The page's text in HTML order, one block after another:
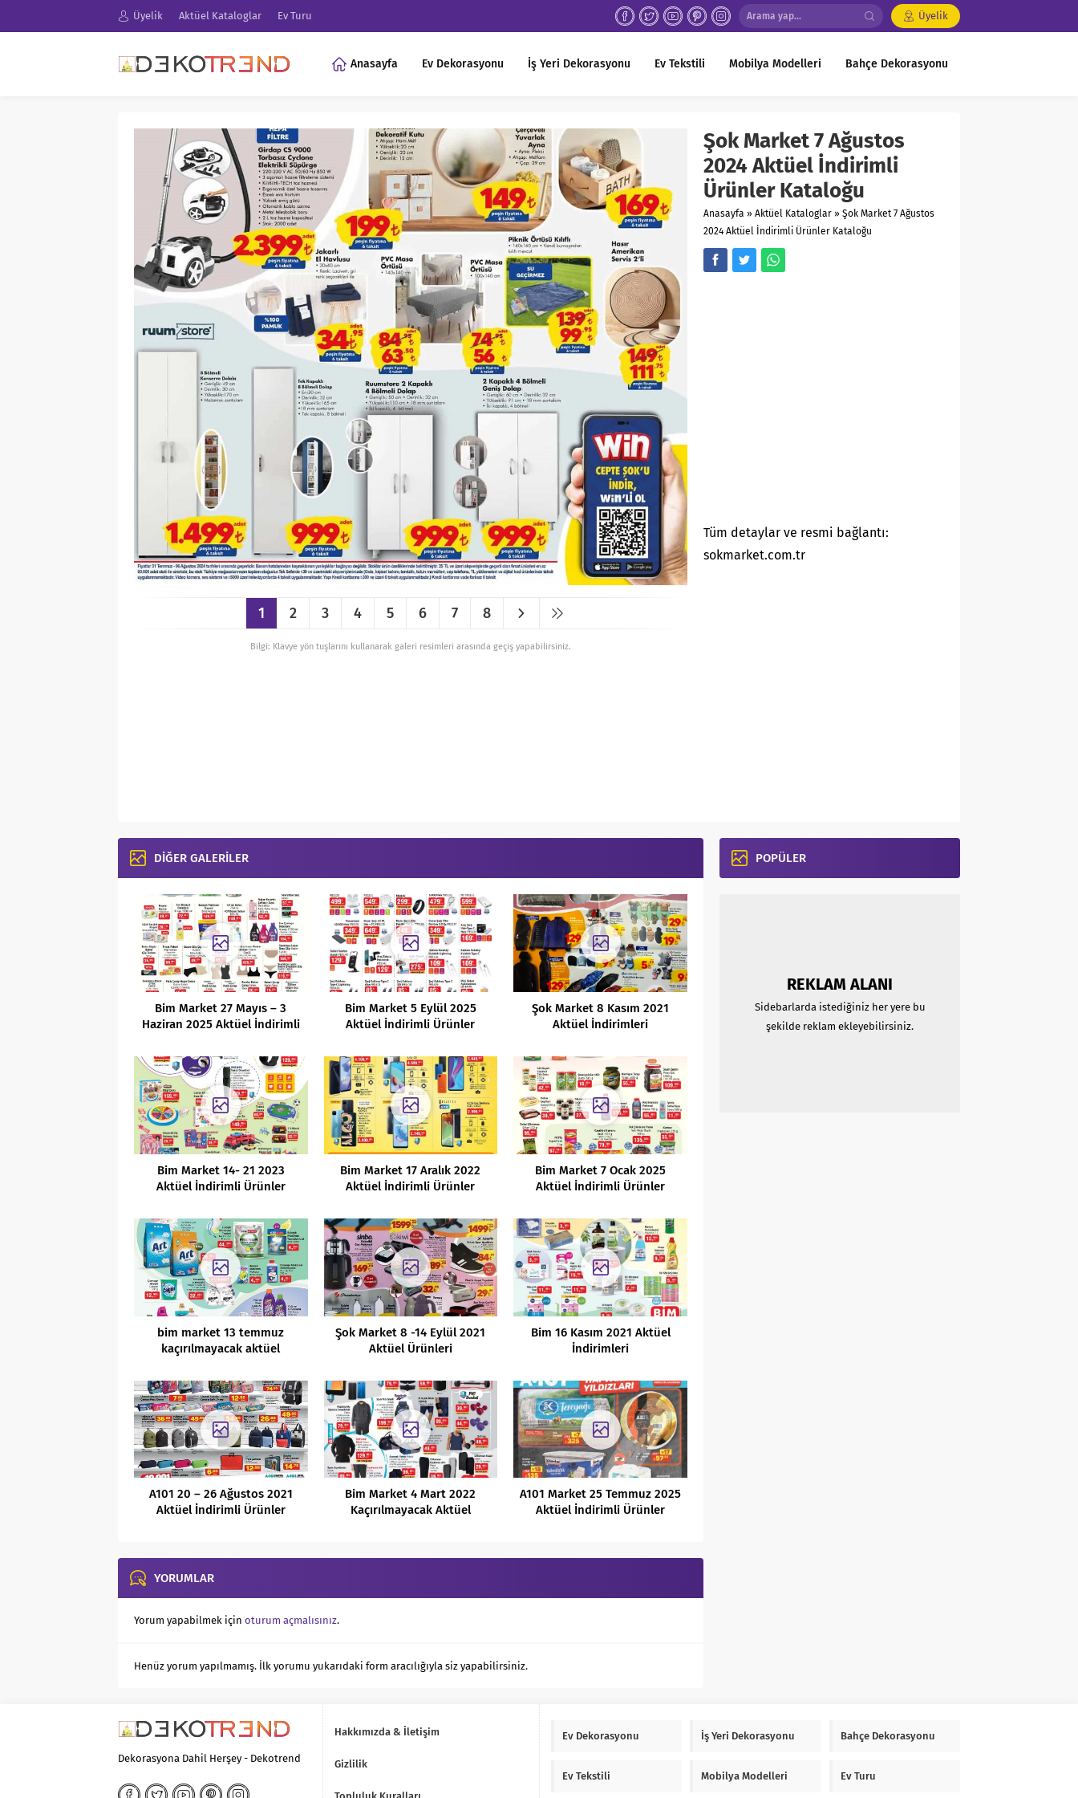
Üyelik Aktüel Kataloglar Ev Turu Üyelik
Anasayfa Ev Dekorasyonu İş Yeri Dekorasyonu Ev Tekstili Mobilya Modelleri Bahçe Dekorasyonu
1 2 3 4 5 6 7 8
Bilgi: Klavye yön tuşlarını kullanarak galeri resimleri arasında geçiş yapabilirsiniz.
Şok Market 7 Ağustos
2024 Aktüel İndirimli
Ürünler Kataloğu
Anasayfa » Aktüel Kataloglar » Şok Market 7 Ağustos
2024 Aktüel İndirimli Ürünler Kataloğu
Tüm detaylar ve resmi bağlantı:
sokmarket.com.tr
DİĞER GALERİLER
Bim Market 27 Mayıs – 3
Haziran 2025 Aktüel İndirimli
Bim Market 5 Eylül 2025
Aktüel İndirimli Ürünler
Şok Market 8 Kasım 2021
Aktüel İndirimleri
Bim Market 14- 21 2023
Aktüel İndirimli Ürünler
Bim Market 17 Aralık 2022
Aktüel İndirimli Ürünler
Bim Market 7 Ocak 2025
Aktüel İndirimli Ürünler
bim market 13 temmuz
kaçırılmayacak aktüel
Şok Market 8 -14 Eylül 2021
Aktüel Ürünleri
Bim 16 Kasım 2021 Aktüel
İndirimleri
A101 20 – 26 Ağustos 2021
Aktüel İndirimli Ürünler
Bim Market 4 Mart 2022
Kaçırılmayacak Aktüel
A101 Market 25 Temmuz 2025
Aktüel İndirimli Ürünler
YORUMLAR
Yorum yapabilmek için oturum açmalısınız.
Henüz yorum yapılmamış. İlk yorumu yukarıdaki form aracılığıyla siz yapabilirsiniz.
POPÜLER
REKLAM ALANI
Sidebarlarda istediğiniz her yere bu
şekilde reklam ekleyebilirsiniz.
Dekorasyona Dahil Herşey - Dekotrend
Hakkımızda & İletişim
Gizlilik
Ev Dekorasyonu İş Yeri Dekorasyonu Bahçe Dekorasyonu
Ev Tekstili Mobilya Modelleri Ev Turu